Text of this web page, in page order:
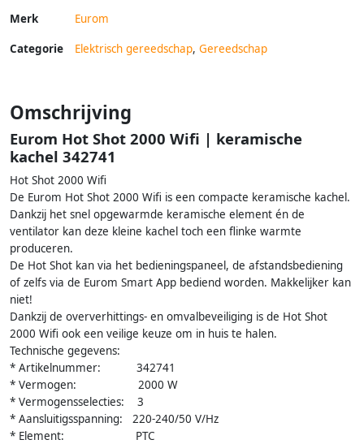
Merk Eurom
Categorie Elektrisch gereedschap, Gereedschap
Omschrijving
Eurom Hot Shot 2000 Wifi | keramische
kachel 342741
Hot Shot 2000 Wifi
De Eurom Hot Shot 2000 Wifi is een compacte keramische kachel.
Dankzij het snel opgewarmde keramische element én de
ventilator kan deze kleine kachel toch een flinke warmte
produceren.
De Hot Shot kan via het bedieningspaneel, de afstandsbediening
of zelfs via de Eurom Smart App bediend worden. Makkelijker kan
niet!
Dankzij de oververhittings- en omvalbeveiliging is de Hot Shot
2000 Wifi ook een veilige keuze om in huis te halen.
Technische gegevens:
* Artikelnummer: 342741
* Vermogen: 2000 W
* Vermogensselecties: 3
* Aansluitigsspanning: 220-240/50 V/Hz
* Element: PTC